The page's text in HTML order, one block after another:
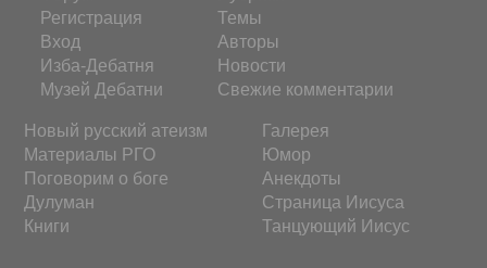
Регистрация
Вход
Изба-Дебатня
Музей Дебатни
Темы
Авторы
Новости
Свежие комментарии
Новый русский атеизм
Материалы РГО
Поговорим о боге
Дулуман
Книги
Галерея
Юмор
Анекдоты
Страница Иисуса
Танцующий Иисус